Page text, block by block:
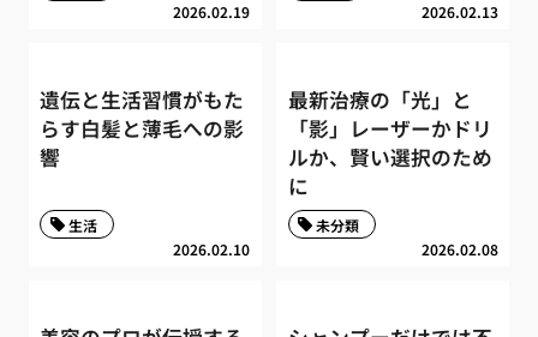
2026.02.19 2026.02.13
遺伝と生活習慣がもた
らす白髪と薄毛への影
響
2026.02.10
生活
最新治療の「光」と
「影」レーザーかドリ
ルか、賢い選択のため
に
2026.02.08
未分類